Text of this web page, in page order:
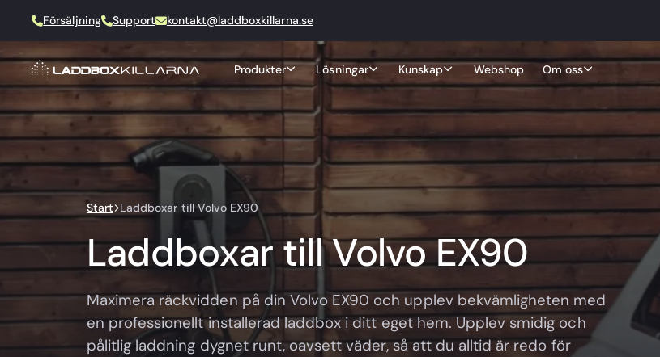
Försäljning Support kontakt@laddboxkillarna.se
Produkter Lösningar Kunskap Webshop Om oss
Start Laddboxar till Volvo EX90
Laddboxar till Volvo EX90
Maximera räckvidden på din Volvo EX90 och upplev bekvämligheten med
en professionellt installerad laddbox i ditt eget hem. Upplev smidig och
pålitlig laddning dygnet runt, oavsett väder, så att du alltid är redo för